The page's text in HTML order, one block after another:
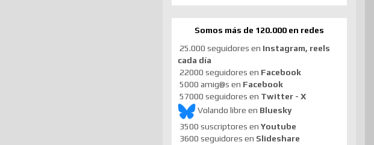
Somos más de 120.000 en redes
25.000 seguidores en Instagram, reels
cada día
22000 seguidores en Facebook
5000 amig@s en Facebook
57000 seguidores en Twitter - X
Volando libre en Bluesky
3500 suscriptores en Youtube
3600 seguidores en Slideshare